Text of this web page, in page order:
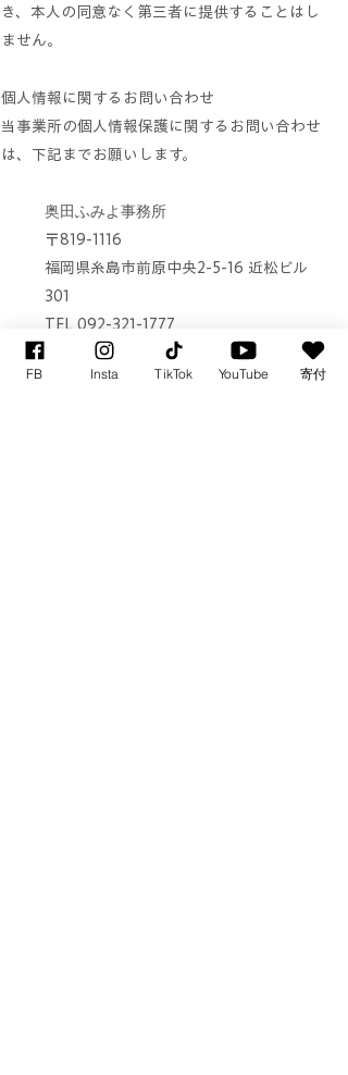
き、本人の同意なく第三者に提供することはし
ません。
個人情報に関するお問い合わせ
当事業所の個人情報保護に関するお問い合わせ
は、下記までお願いします。
奥田ふみよ事務所
〒819-1116
福岡県糸島市前原中央2-5-16 近松ビル
301
TEL 092-321-1777
092-321-1778
FB Insta TikTok YouTube 寄付